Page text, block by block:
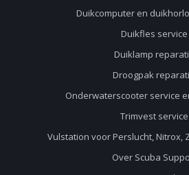
Duikcomputer en
Duikfles service
Duiklamp
Droogpak
Onderwaterscooter service
Trimvest service
Vulstation voor Perslucht, Nitrox,
Over Scuba